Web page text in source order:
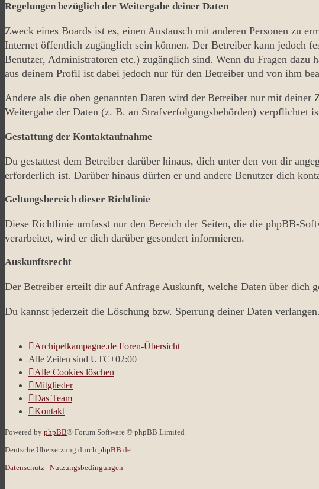
Regelungen bezüglich der Weitergabe deiner Daten
Zweck eines Boards ist es, einen Austausch mit anderen Personen zu
Internet öffentlich zugänglich sein können. Der Betreiber kann jedoch
Benutzer, Administratoren etc.) zugänglich sind. Wenn du Fragen
aus deinem Profil ist dabei jedoch nur für den Betreiber und von ihm
Andere als die oben genannten Daten wird der Betreiber nur mit
Weitergabe der Daten (z. B. an Strafverfolgungsbehörden) verpflichtet
Gestattung der Kontaktaufnahme
Du gestattest dem Betreiber darüber hinaus, dich unter den von dir
erforderlich ist. Darüber hinaus dürfen er und andere Benutzer dich
Geltungsbereich dieser Richtlinie
Diese Richtlinie umfasst nur den Bereich der Seiten, die die phpBB-
verarbeitet, wird er dich darüber gesondert informieren.
Auskunftsrecht
Der Betreiber erteilt dir auf Anfrage Auskunft, welche Daten über dich
Du kannst jederzeit die Löschung bzw. Sperrung deiner Daten
Archipelkampagne.de Foren-Übersicht
Alle Zeiten sind UTC+02:00
Alle Cookies löschen
Mitglieder
Das Team
Kontakt
Powered by phpBB® Forum Software © phpBB Limited
Deutsche Übersetzung durch phpBB.de
Datenschutz | Nutzungsbedingungen